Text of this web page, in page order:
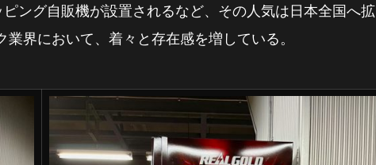
ング自販機が設置されるなど、その人気は日本全国へ拡
界において、着々と存在感を増している。